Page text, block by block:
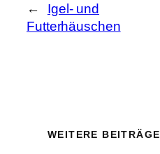
←
Igel- und
Futterhäuschen
WEITERE BEITRÄGE